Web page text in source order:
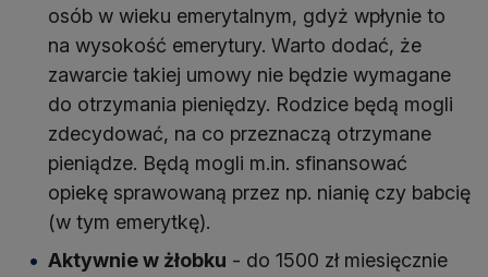
osób w wieku emerytalnym, gdyż wpłynie to
na wysokość emerytury. Warto dodać, że
zawarcie takiej umowy nie będzie wymagane
do otrzymania pieniędzy. Rodzice będą mogli
zdecydować, na co przeznaczą otrzymane
pieniądze. Będą mogli m.in. sfinansować
opiekę sprawowaną przez np. nianię czy babcię
(w tym emerytkę).
Aktywnie w żłobku - do 1500 zł miesięcznie